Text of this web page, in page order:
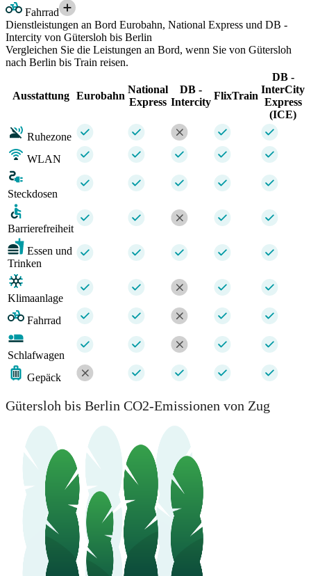
Fahrrad
Dienstleistungen an Bord Eurobahn, National Express und DB -
Intercity von Gütersloh bis Berlin
Vergleichen Sie die Leistungen an Bord, wenn Sie von Gütersloh
nach Berlin bis Train reisen.
Ausstattung Eurobahn
National
Express
DB -
Intercity
FlixTrain
DB -
InterCity
Express
(ICE)
Ruhezone
WLAN
Steckdosen
Barrierefreiheit
Essen und
Trinken
Klimaanlage
Fahrrad
Schlafwagen
Gepäck
Gütersloh bis Berlin CO2-Emissionen von Zug